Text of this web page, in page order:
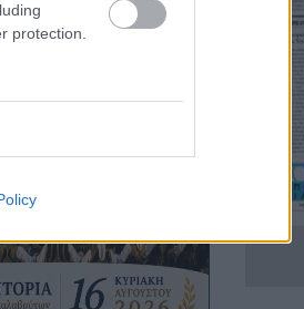
protection.
6/8: Η τυχερή όψη